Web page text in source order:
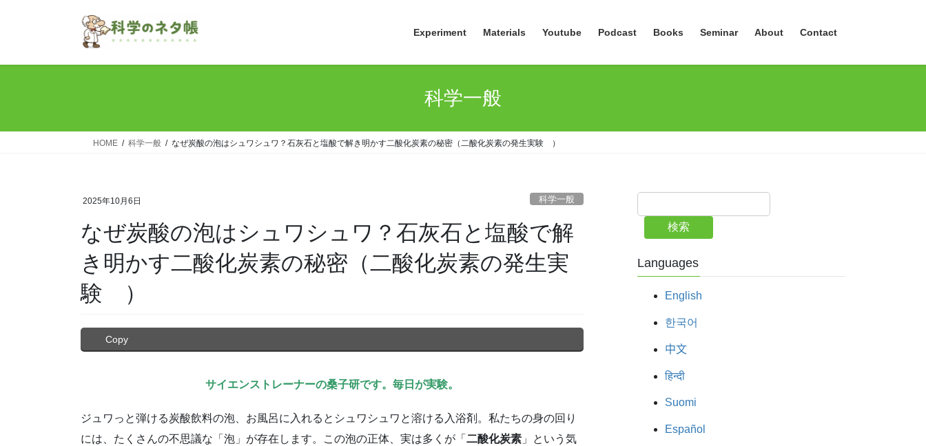
Experiment Materials Youtube Podcast Books Seminar About Contact
科学一般
HOME 科学一般 なぜ炭酸の泡はシュワシュワ？石灰石と塩酸で解き明かす二酸化炭素の秘密（二酸化炭素の発生実験 ）
2025年10月6日 科学一般
なぜ炭酸の泡はシュワシュワ？石灰石と塩酸で解
き明かす二酸化炭素の秘密（二酸化炭素の発生実
験 ）
Copy
サイエンストレーナーの桑子研です。毎日が実験。
ジュワっと弾ける炭酸飲料の泡、お風呂に入れるとシュワシュワと溶ける入浴剤。私たちの身の回り
には、たくさんの不思議な「泡」が存在します。この泡の正体、実は多くが「 二酸化炭素 」という気
検索
Languages
English
한국어
中文
हिन्दी
Suomi
Español